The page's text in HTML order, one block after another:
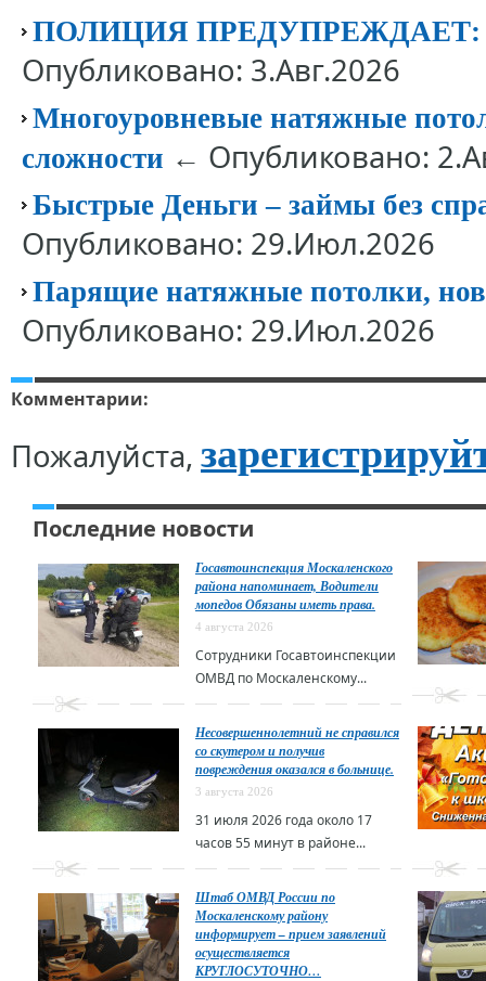
ПОЛИЦИЯ
Опубликовано: 3.Авг.2026
Многоуровневые натяжные
сложности ← Опубликовано:
Быстрые Деньги – займы без
Опубликовано: 29.Июл.2026
Парящие натяжные потолки,
Опубликовано: 29.Июл.2026
Комментарии:
Пожалуйста,
Последние новости
Госавтоинспекция Москаленского
района напоминает, Водители
мопедов Обязаны иметь права.
4 августа 2026
Сотрудники Госавтоинспекции
ОМВД по Москаленскому...
Несовершеннолетний не справился
со скутером и получив
повреждения оказался в больнице.
3 августа 2026
31 июля 2026 года около 17
часов 55 минут в районе...
Штаб ОМВД России по
Москаленскому району
информирует – прием заявлений
осуществляется
КРУГЛОСУТОЧНО…